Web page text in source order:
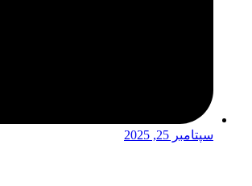
سپتامبر 25, 2025